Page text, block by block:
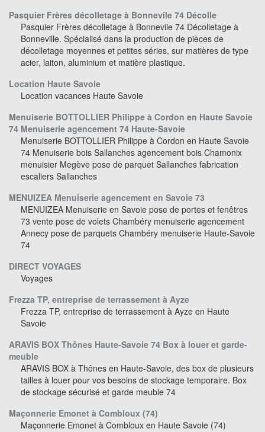
Pasquier Frères décolletage à Bonnevile 74 Décolle
Pasquier Frères décolletage à Bonnevile 74 Décolletage à
Bonneville. Spécialisé dans la production de pièces de
décolletage moyennes et petites séries, sur matières de type
acier, laiton, aluminium et matière plastique.
Location Haute Savoie
Location vacances Haute Savoie
Menuiserie BOTTOLLIER Philippe à Cordon en Haute Savoie
74 Menuiserie agencement 74 Haute-Savoie
Menuiserie BOTTOLLIER Philippe à Cordon en Haute Savoie
74 Menuiserie bois Sallanches agencement bois Chamonix
menuisier Megève pose de parquet Sallanches fabrication
escaliers Sallanches
MENUIZEA Menuiserie agencement en Savoie 73
MENUIZEA Menuiserie en Savoie pose de portes et fenêtres
73 vente pose de volets Chambéry menuiserie agencement
Annecy pose de parquets Chambéry menuiserie Haute-Savoie
74
DIRECT VOYAGES
Voyages
Frezza TP, entreprise de terrassement à Ayze
Frezza TP, entreprise de terrassement à Ayze en Haute
Savoie
ARAVIS BOX Thônes Haute-Savoie 74 Box à louer et garde-
meuble
ARAVIS BOX à Thônes en Haute-Savoie, des box de plusieurs
tailles à louer pour vos besoins de stockage temporaire. Box
de stockage sécurisé et garde meuble 74
Maçonnerie Emonet à Combloux (74)
Maçonnerie Emonet à Combloux en Haute Savoie (74)